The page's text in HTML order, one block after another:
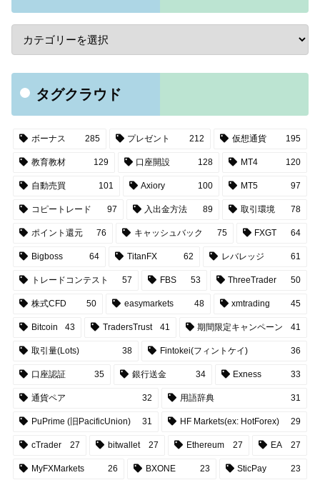
タグクラウド
ボーナス 285 プレゼント 212 仮想通貨 195
教育教材 129 口座開設 128 MT4 120
自動売買 101 Axiory 100 MT5 97
コピートレード 97 入出金方法 89 取引環境 78
ポイント還元 76 キャッシュバック 75 FXGT 64
Bigboss 64 TitanFX 62 レバレッジ 61
トレードコンテスト 57 FBS 53 ThreeTrader 50
株式CFD 50 easymarkets 48 xmtrading 45
Bitcoin 43 TradersTrust 41 期間限定キャンペーン 41
取引量(Lots) 38 Fintokei(フィントケイ) 36
口座認証 35 銀行送金 34 Exness 33
通貨ペア 32 用語辞典 31
PuPrime (旧PacificUnion) 31 HF Markets(ex: HotForex) 29
cTrader 27 bitwallet 27 Ethereum 27 EA 27
MyFXMarkets 26 BXONE 23 SticPay 23